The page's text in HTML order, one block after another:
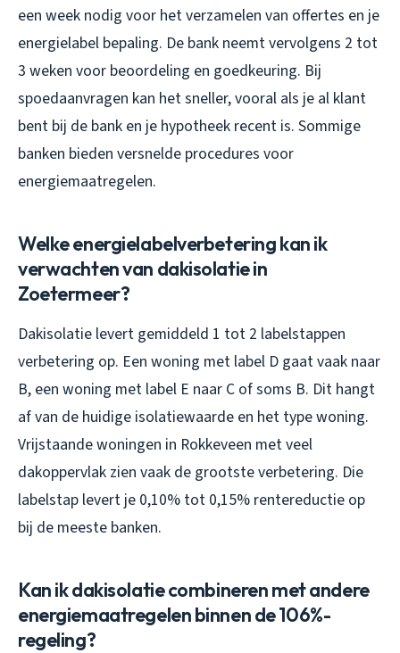
een week nodig voor het verzamelen van offertes en je
energielabel bepaling. De bank neemt vervolgens 2 tot
3 weken voor beoordeling en goedkeuring. Bij
spoedaanvragen kan het sneller, vooral als je al klant
bent bij de bank en je hypotheek recent is. Sommige
banken bieden versnelde procedures voor
energiemaatregelen.
Welke energielabelverbetering kan ik
verwachten van dakisolatie in
Zoetermeer?
Dakisolatie levert gemiddeld 1 tot 2 labelstappen
verbetering op. Een woning met label D gaat vaak naar
B, een woning met label E naar C of soms B. Dit hangt
af van de huidige isolatiewaarde en het type woning.
Vrijstaande woningen in Rokkeveen met veel
dakoppervlak zien vaak de grootste verbetering. Die
labelstap levert je 0,10% tot 0,15% rentereductie op
bij de meeste banken.
Kan ik dakisolatie combineren met andere
energiemaatregelen binnen de 106%-
regeling?